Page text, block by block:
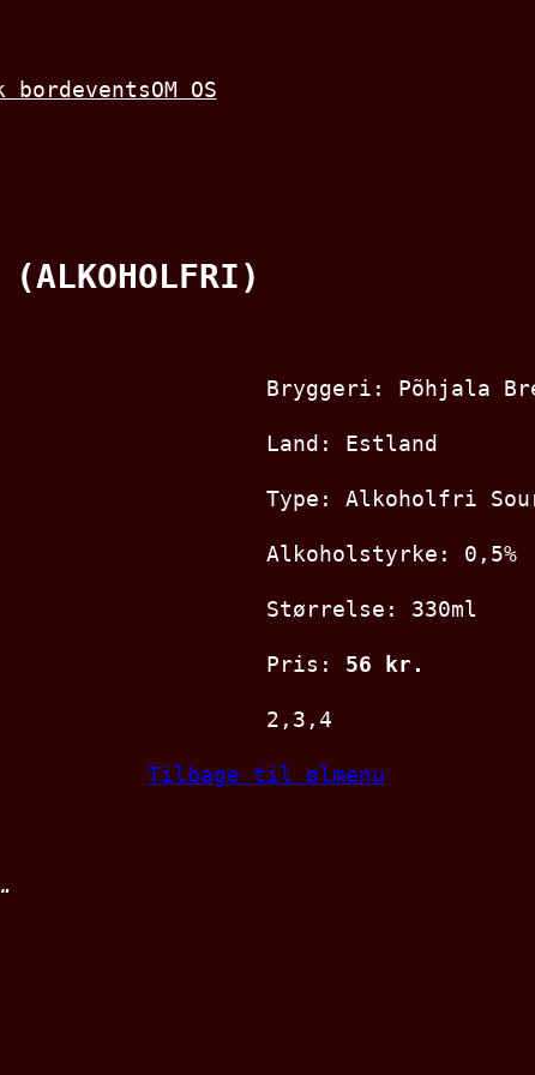
bordeventsOM OS
(ALKOHOLFRI)
Bryggeri: Põhjala
Land: Estland
Type: Alkoholfri
Alkoholstyrke: 0,5%
Størrelse: 330ml
Pris: 56 kr.
2,3,4
Tilbage til ølmenu